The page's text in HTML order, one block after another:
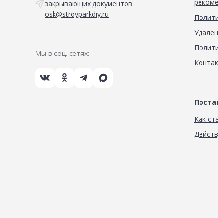
закрывающих документов
osk@stroyparkdiy.ru
Мы в соц. сетях:
Как